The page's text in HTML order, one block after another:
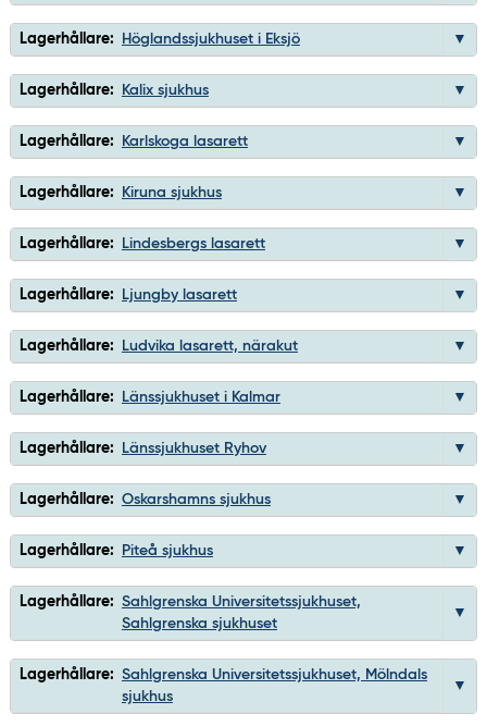
Lagerhållare: Höglandssjukhuset i Eksjö
Lagerhållare: Kalix sjukhus
Lagerhållare: Karlskoga lasarett
Lagerhållare: Kiruna sjukhus
Lagerhållare: Lindesbergs lasarett
Lagerhållare: Ljungby lasarett
Lagerhållare: Ludvika lasarett, närakut
Lagerhållare: Länssjukhuset i Kalmar
Lagerhållare: Länssjukhuset Ryhov
Lagerhållare: Oskarshamns sjukhus
Lagerhållare: Piteå sjukhus
Lagerhållare: Sahlgrenska Universitetssjukhuset,
Sahlgrenska sjukhuset
Lagerhållare: Sahlgrenska Universitetssjukhuset, Mölndals
sjukhus